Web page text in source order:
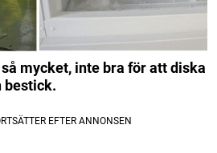
mycket, inte bra för att diska
bestick.